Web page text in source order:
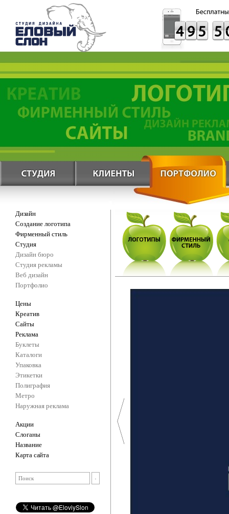
Дизайн
Создание логотипа
Фирменный стиль
Студия
Дизайн бюро
Студия рекламы
Веб дизайн
Портфолио
Цены
Креатив
Сайты
Реклама
Буклеты
Каталоги
Упаковка
Этикетки
Полиграфия
Метро
Наружная реклама
Акции
Слоганы
Название
Карта сайта